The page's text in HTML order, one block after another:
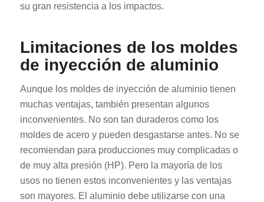
su gran resistencia a los impactos.
Limitaciones de los moldes
de inyección de aluminio
Aunque los moldes de inyección de aluminio tienen
muchas ventajas, también presentan algunos
inconvenientes. No son tan duraderos como los
moldes de acero y pueden desgastarse antes. No se
recomiendan para producciones muy complicadas o
de muy alta presión (HP). Pero la mayoría de los
usos no tienen estos inconvenientes y las ventajas
son mayores. El aluminio debe utilizarse con una